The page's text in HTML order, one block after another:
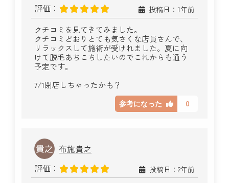
評価：
投稿日：1年前
クチコミを見てきてみました。
クチコミどおりとても気さくな店員さんで、
リラックスして施術が受けれました。夏に向
けて脱毛あちこちしたいのでこれからも通う
予定です。
7/1閉店しちゃったかも？
参考になった 0
布施貴之
評価：
投稿日：2年前